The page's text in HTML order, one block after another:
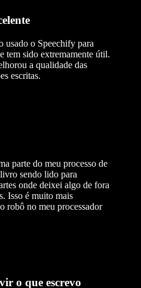
usado o Speechify para
tem sido extremamente útil.
a qualidade das
escritas.
parte do meu processo de
sendo lido para
onde deixei algo de fora
Isso é muito mais
robô no meu processador
o que escrevo